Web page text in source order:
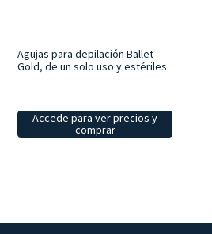
Agujas para depilación Ballet
Gold, de un solo uso y estériles
Accede para ver precios y
comprar